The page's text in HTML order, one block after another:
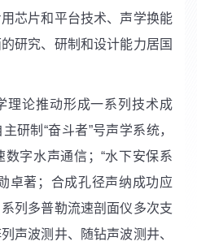
芯片和平台技术、声学换能
研究、研制和设计能力居国
论推动形成一系列技术成
研制“奋斗者”号声学系统，
字水声通信；“水下安保系
卓著；合成孔径声纳成功应
列多普勒流速剖面仪多次支
声波测井、随钻声波测井、